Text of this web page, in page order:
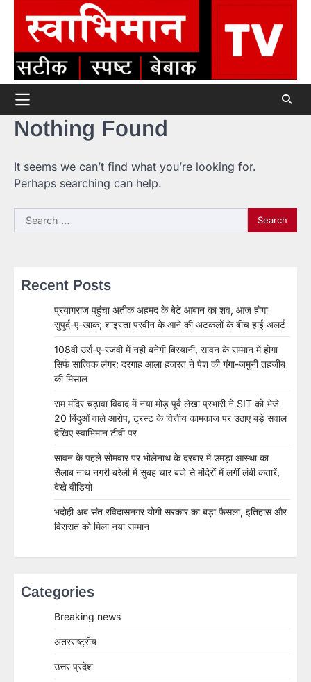
content
Nothing Found
It seems we can’t find what you’re looking for.
Perhaps searching can help.
Search
for:
Recent Posts
प्रयागराज पहुंचा अतीक अहमद के बेटे आबान का शव, आज होगा
सुपुर्द-ए-खाक; शाइस्ता परवीन के आने की अटकलों के बीच हाई अलर्ट
108वी उर्स-ए-रजवी में नहीं बनेगी बिरयानी, सावन के सम्मान में होगा
सिर्फ सात्विक लंगर; दरगाह आला हजरत ने पेश की गंगा-जमुनी तहजीब
की मिसाल
राम मंदिर चढ़ावा विवाद में नया मोड़ पूर्व लेखा प्रभारी ने SIT को भेजे
20 बिंदुओं वाले आरोप, ट्रस्ट के वित्तीय कामकाज पर उठाए बड़े सवाल
देखिए स्वाभिमान टीवी पर
सावन के पहले सोमवार पर भोलेनाथ के दरबार में उमड़ा आस्था का
सैलाब नाथ नगरी बरेली में सुबह चार बजे से मंदिरों में लगीं लंबी कतारें,
देखे वीडियो
भदोही अब संत रविदासनगर योगी सरकार का बड़ा फैसला, इतिहास और
विरासत को मिला नया सम्मान
Categories
Breaking news
अंतरराष्ट्रीय
उत्तर प्रदेश